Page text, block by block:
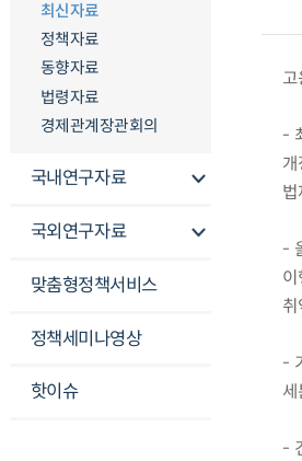
최신자료
정책자료
동향자료
법령자료
경제관계장관회의
국내연구자료
국외연구자료
맞춤형정책서비스
정책세미나영상
핫이슈
고
-
법
-
이
-
-